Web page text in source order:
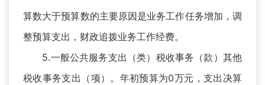
算数大于预算数的主要原因是业务工作任务增加，调
整预算支出，财政追拨业务工作经费。
5.一般公共服务支出（类）税收事务（款）其他
税收事务支出（项）。年初预算为0万元，支出决算